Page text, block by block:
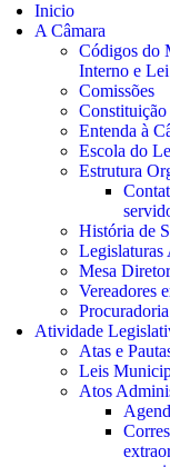
Inicio
A Câmara
Códigos do
Interno e
Comissões
Entenda à
Escola do
Estrutura
História de
Legislaturas
Mesa
Vereadores
Atividade
Atas e
Leis
Atos